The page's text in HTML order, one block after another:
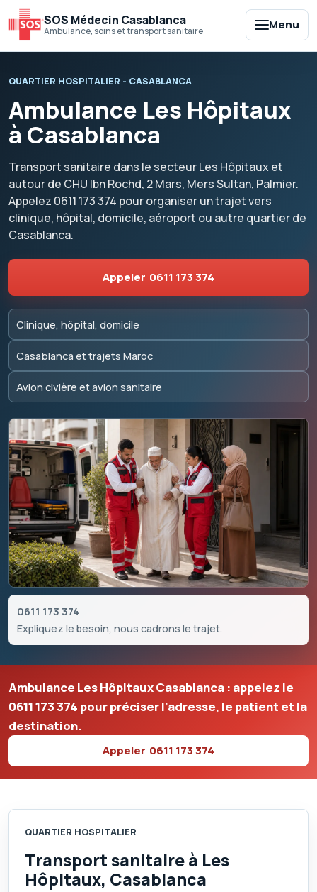
SOS Médecin Casablanca
Ambulance, soins et transport sanitaire Menu
QUARTIER HOSPITALIER - CASABLANCA
Ambulance Les Hôpitaux
à Casablanca
Transport sanitaire dans le secteur Les Hôpitaux et
autour de CHU Ibn Rochd, 2 Mars, Mers Sultan, Palmier.
Appelez 0611 173 374 pour organiser un trajet vers
clinique, hôpital, domicile, aéroport ou autre quartier de
Casablanca.
Appeler 0611 173 374
Clinique, hôpital, domicile
Casablanca et trajets Maroc
Avion civière et avion sanitaire
0611 173 374
Expliquez le besoin, nous cadrons le trajet.
Ambulance Les Hôpitaux Casablanca : appelez le
0611 173 374 pour préciser l’adresse, le patient et la
destination.
Appeler 0611 173 374
QUARTIER HOSPITALIER
Transport sanitaire à Les
Hôpitaux, Casablanca